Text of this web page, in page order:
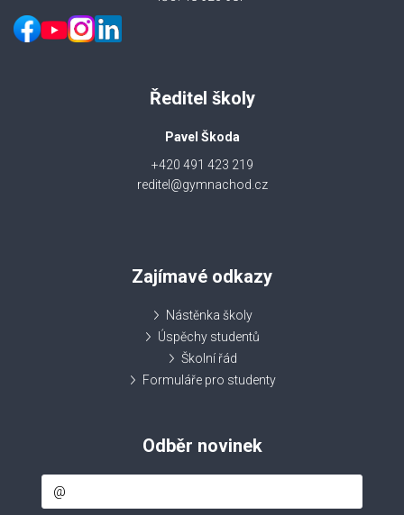
Ředitel školy
Pavel Škoda
+420 491 423 219
reditel@gymnachod.cz
Zajímavé odkazy
Nástěnka školy
Úspěchy studentů
Školní řád
Formuláře pro studenty
Odběr novinek